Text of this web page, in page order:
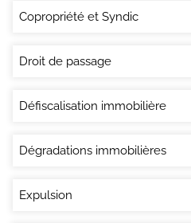
Copropriété et Syndic
Droit de passage
Défiscalisation immobilière
Dégradations immobilières
Expulsion